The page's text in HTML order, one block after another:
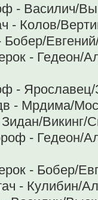
- Василич/
- Колов/
Бобер/
- Гедеон/
- Ярославец/
- Мрдима/
Викинг/
- Гедеон/
- Бобер/
- Кулибин/